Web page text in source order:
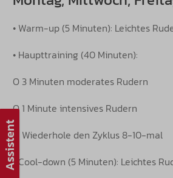
• Warm-up (5 Minuten): Leichtes
• Haupttraining (40 Minuten):
O 3 Minuten moderates Rudern
O 1 Minute intensives Rudern
O Wiederhole den Zyklus 8-10-mal
• Cool-down (5 Minuten): Leichtes
Assistent